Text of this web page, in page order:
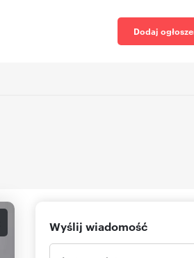
Dodaj
Wyślij wiadomość